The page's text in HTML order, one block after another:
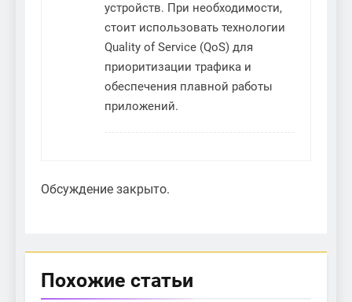
устройств. При необходимости,
стоит использовать технологии
Quality of Service (QoS) для
приоритизации трафика и
обеспечения плавной работы
приложений.
Обсуждение закрыто.
Похожие статьи